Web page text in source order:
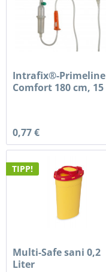
Intrafix®-Primeline
Comfort 180 cm, 15
0,77 €
TIPP!
Multi-Safe sani 0,2
Liter